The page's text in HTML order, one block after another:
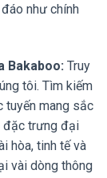
như chính
Bakaboo: Truy
tôi. Tìm kiếm
tuyến mang sắc
trưng đại
hòa, tinh tế và
vài dòng thông